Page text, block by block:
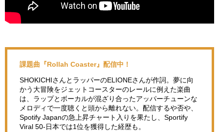
課題曲『Rollah Coaster』配信中！
SHOKICHIさんとラッパーのELIONEさんが作詞。夢に向
かう大冒険をジェットコースターのレールに例えた楽曲
は、ラップとボーカルが混ざり合ったアッパーチューンな
メロディで一度聴くと頭から離れない。配信するや否や、
Spotify Japanの急上昇チャート入りを果たし、Sportify
Viral 50-日本では1位を獲得した経歴も。